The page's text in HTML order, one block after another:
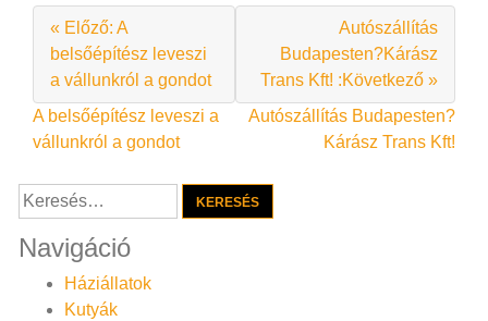
« Előző: A
belsőépítész leveszi
a vállunkról a gondot
Autószállítás
Budapesten?Kárász
Trans Kft! :Következő »
Bejegyzés
navigáció
A belsőépítész leveszi a
vállunkról a gondot
Autószállítás Budapesten?
Kárász Trans Kft!
Keresés:
Navigáció
Háziállatok
Kutyák